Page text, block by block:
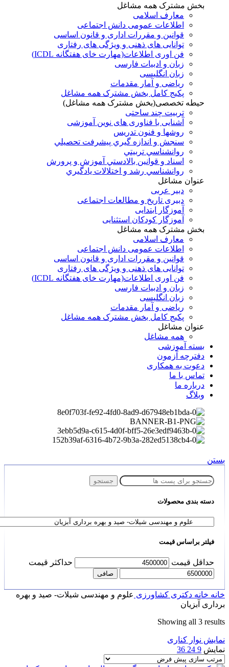
بخش مشترک همه مشاغل
معارف اسلامی
اطلاعات عمومی دانش اجتماعی
قوانین و مقررات اداری و قانون اساسی
توانایی های ذهنی و ویژگی های رفتاری
فن اوری اطلاعات(مهارت خای هفتگانه ICDL)
زبان و ادبیات فارسی
زبان انگلیسی
ریاضی و آمار مقدمات
پکیج کامل بخش مشترک همه مشاغل
حیطه تخصصی(بخش مشترک همه مشاغل)
تربیت چند ساحتی
آشنایی با فناوری های نوین آموزشی
روشها و فنون تدريس
سنجش و اندازه گيري پيشرفت تحصيلي
روانشناسي تربيتي
اسناد و قوانين بالادستي آموزش و پرورش
روانشناسي رشد و اختلالات يادگيري
عنوان مشاغل
دبير عربی
دبیری تاریخ و مطالعات اجتماعی
آموزگار ابتدایی
آموزگار کودکان استثنایی
بخش مشترک همه مشاغل
معارف اسلامی
اطلاعات عمومی دانش اجتماعی
قوانین و مقررات اداری و قانون اساسی
توانایی های ذهنی و ویژگی های رفتاری
فن اوری اطلاعات(مهارت خای هفتگانه ICDL)
زبان و ادبیات فارسی
زبان انگلیسی
ریاضی و آمار مقدمات
پکیج کامل بخش مشترک همه مشاغل
عنوان مشاغل
همه مشاغل
بسته آموزشی
دفترچه آزمون
دعوت به همکاری
تماس با ما
درباره ما
وبلاگ
بستن
جستجو
دسته بندی محصولات
فیلتر براساس قیمت
حداقل قیمت حداكثر قيمت
صافی
خانه خانه دکتری کشاورزی علوم و مهندسی شیلات- صید و بهره
برداری آبزیان
Showing all 3 results
نمایش نوار کناری
نمایش 9
24
36